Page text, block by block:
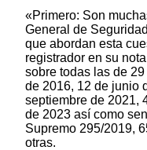
«Primero: Son
General de
que abordan esta
registrador en su
sobre todas las de
de 2016, 12 de junio
septiembre de 2021,
de 2023 así como
Supremo 295/2019,
otras.